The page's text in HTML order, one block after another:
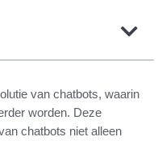
van chatbots, waarin
worden. Deze
chatbots niet alleen